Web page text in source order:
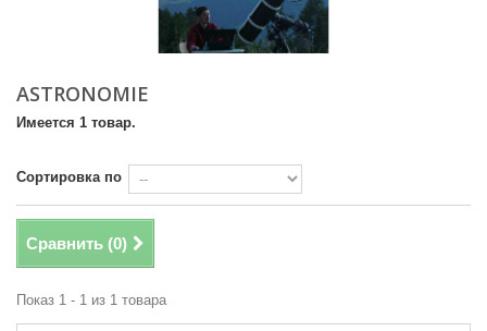
ASTRONOMIE
Имеется 1 товар.
Сортировка по
Сравнить (0)
Показ 1 - 1 из 1 товара